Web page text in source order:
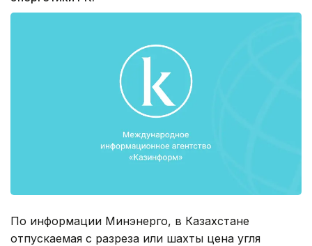
По информации Минэнерго, в Казахстане
отпускаемая с разреза или шахты цена угля